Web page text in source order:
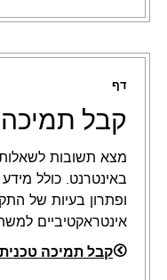
דף
קבל
מצא תשובות
באינטרנט. כולל
אינטראקטיביים
קבל תמיכה טכנית